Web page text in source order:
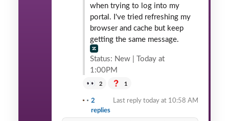
when trying to log into my
portal. I've tried refreshing my
browser and cache but keep
getting the same message.
Status: New | Today at
1:00PM
2 1
2
replies
Last reply today at 10:58 AM